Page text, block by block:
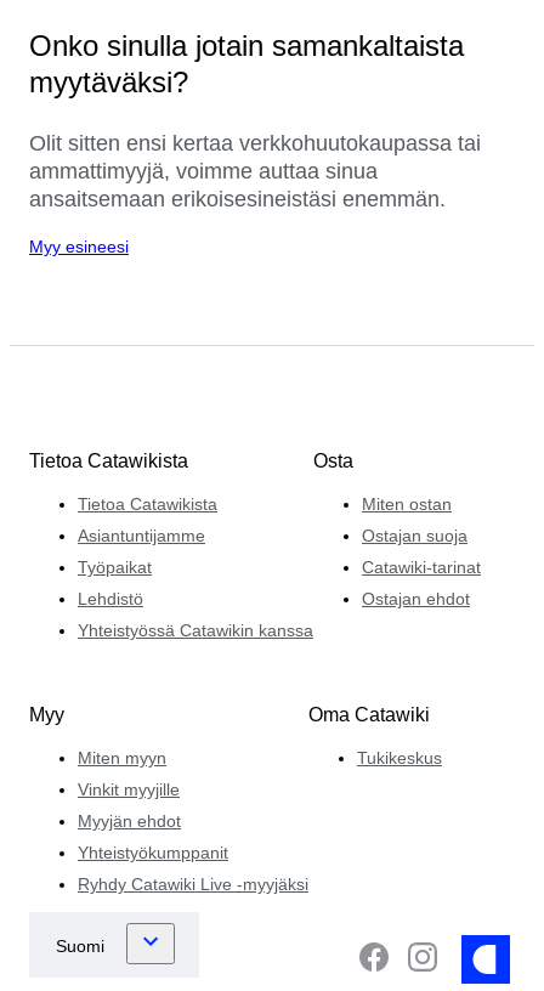
Onko sinulla jotain samankaltaista
myytäväksi?
Olit sitten ensi kertaa verkkohuutokaupassa tai
ammattimyyjä, voimme auttaa sinua
ansaitsemaan erikoisesineistäsi enemmän.
Myy esineesi
Tietoa Catawikista
Tietoa Catawikista
Asiantuntijamme
Työpaikat
Lehdistö
Yhteistyössä Catawikin kanssa
Osta
Miten ostan
Ostajan suoja
Catawiki-tarinat
Ostajan ehdot
Myy
Miten myyn
Vinkit myyjille
Myyjän ehdot
Yhteistyökumppanit
Ryhdy Catawiki Live -myyjäksi
Oma Catawiki
Tukikeskus